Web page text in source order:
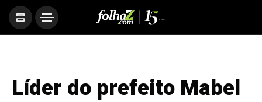
Líder do prefeito Mabel